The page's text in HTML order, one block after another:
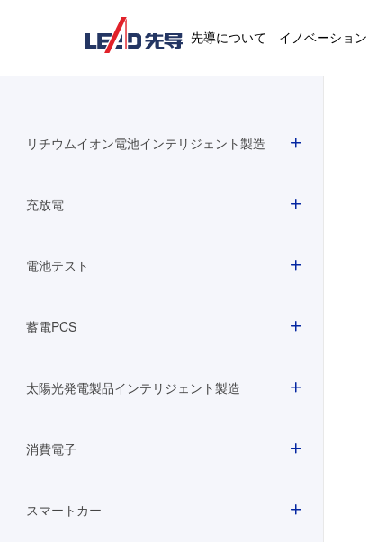
先導について イノベーション
リチウムイオン電池インテリジェント製造
充放電
電池テスト
蓄電PCS
太陽光発電製品インテリジェント製造
消費電子
スマートカー